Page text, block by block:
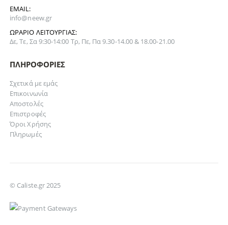
EMAIL:
info@neew.gr
ΩΡΆΡΙΟ ΛΕΙΤΟΥΡΓΊΑΣ:
Δε, Τε, Σα 9:30-14:00 Τρ, Πε, Πα 9.30-14.00 & 18.00-21.00
ΠΛΗΡΟΦΟΡΊΕΣ
Σχετικά με εμάς
Επικοινωνία
Αποστολές
Επιστροφές
Όροι Χρήσης
Πληρωμές
© Caliste.gr 2025